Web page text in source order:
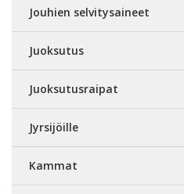
Jouhien selvitysaineet
Juoksutus
Juoksutusraipat
Jyrsijöille
Kammat